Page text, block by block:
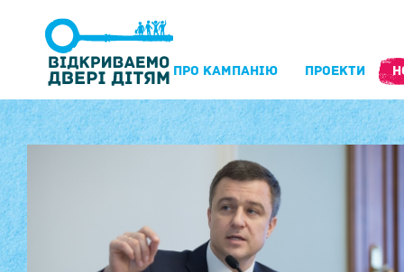
ПРО КАМПАНIЮ ПРОЕКТИ